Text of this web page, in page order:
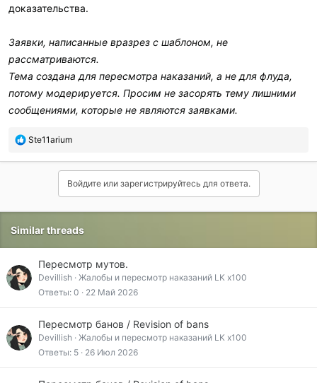
доказательства.
Заявки, написанные вразрез с шаблоном, не
рассматриваются.
Тема создана для пересмотра наказаний, а не для флуда,
потому модерируется. Просим не засорять тему лишними
сообщениями, которые не являются заявками.
Р
а
и
:
Ste11arium
Войдите или зарегистрируйтесь для ответа.
Similar threads
Пересмотр мутов.
Devillish
Жалобы и пересмотр наказаний LK x100
Ответы 0 22 Май 2026
Пересмотр банов / Revision of bans
Devillish
Жалобы и пересмотр наказаний LK x100
Ответы 5 26 Июл 2026